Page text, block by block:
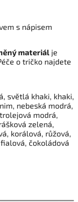
s nápisem
materiál je
o tričko najdete
světlá khaki, khaki,
nebeská modrá,
modrá,
zelená,
korálová, růžová,
čokoládová